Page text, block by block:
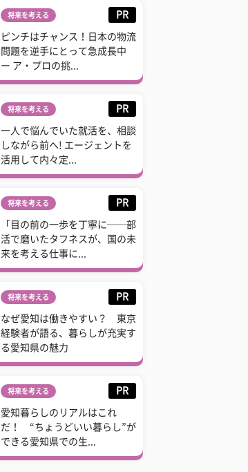
将来を考える PR
ピンチはチャンス！日本の物流
問題を逆手にとって急成長中
ー ア・プロの挑...
将来を考える PR
一人で悩んでいた就活を、相談
しながら前へ! エージェントを
活用して内々定...
将来を考える PR
「目の前の一歩を丁寧に──部
活で磨いたタフネスが、国の未
来を考える仕事に...
将来を考える PR
なぜ愛知は働きやすい？ 東京
経験者が語る、暮らしが充実す
る愛知県の魅力
将来を考える PR
愛知暮らしのリアルはこれ
だ！ “ちょうどいい暮らし”が
できる愛知県での生...